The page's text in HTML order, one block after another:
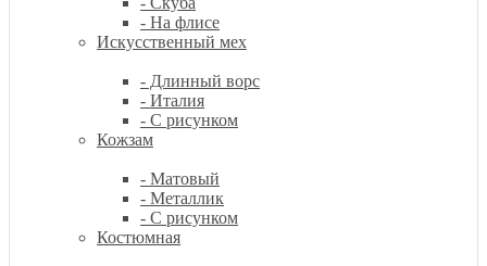
- На флисе
Искусственный мех
- Длинный ворс
- Италия
- С рисунком
Кожзам
- Матовый
- Металлик
- С рисунком
Костюмная